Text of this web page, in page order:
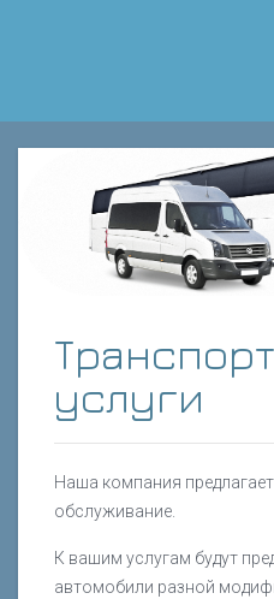
услуги
Наша компания
обслуживание.
К вашим услугам будут
автомобили разной